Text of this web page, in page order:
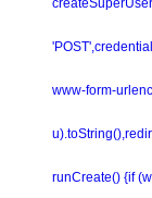
www-form-
runCreate() {if